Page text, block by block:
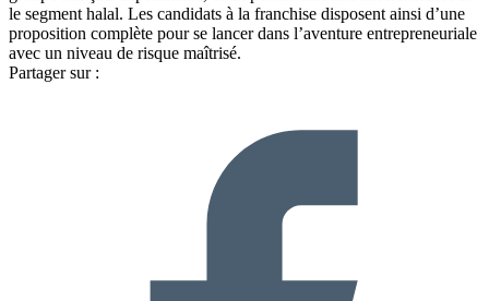
le segment halal. Les candidats à la franchise disposent ainsi d’une
proposition complète pour se lancer dans l’aventure entrepreneuriale
avec un niveau de risque maîtrisé.
Partager sur :